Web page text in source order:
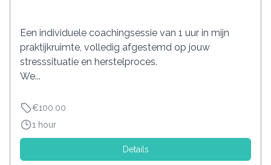
Een individuele coachingsessie van 1 uur in mijn
praktijkruimte, volledig afgestemd op jouw
stresssituatie en herstelproces.
We...
€100.00
1 hour
Details